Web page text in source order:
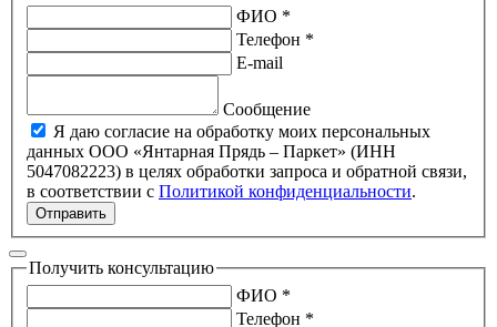
ФИО *
Телефон *
E-mail
Сообщение
Я даю согласие на обработку моих персональных
данных ООО «Янтарная Прядь – Паркет» (ИНН
5047082223) в целях обработки запроса и обратной связи,
в соответствии с Политикой конфиденциальности.
Отправить
Получить консультацию
ФИО *
Телефон *